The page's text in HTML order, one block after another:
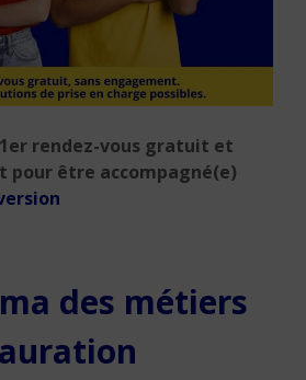
rendez-vous gratuit et
pour être accompagné(e)
des métiers